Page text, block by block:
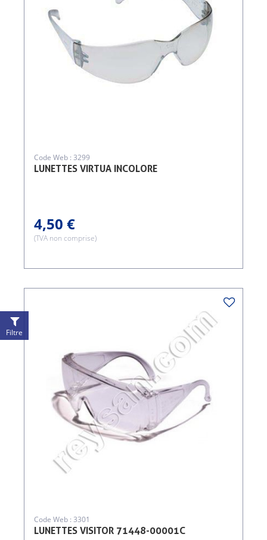
LUNETTES VIRTUA INCOLORE
Code Web : 3299
4,50 €
(TVA non comprise)
LUNETTES VISITOR 71448-00001C
Code Web : 3301
Filtre